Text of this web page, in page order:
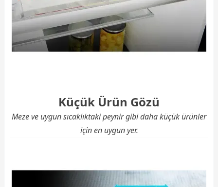
Küçük Ürün Gözü
Meze ve uygun sıcaklıktaki peynir gibi daha küçük ürünler
için en uygun yer.